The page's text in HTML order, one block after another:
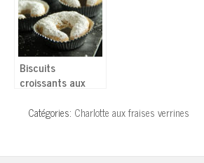
Biscuits
croissants aux
Catégories: Charlotte aux fraises verrines